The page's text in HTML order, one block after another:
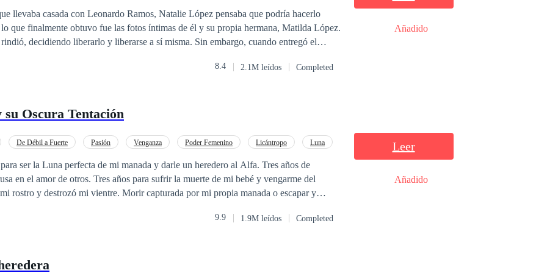
Alpha
Crescent Lake, te rechazo a ti Omega Candace Var Sansa como mi..." "¡Yo te
perplejo mientras le dirijo un desafío frente a toda la manada. ¡Esta Omega no se va a doblegar!
llevaba casada con Leonardo Ramos, Natalie López pensaba que podría hacerlo
que finalmente obtuvo fue las fotos íntimas de él y su propia hermana, Matilda López.
decidiendo liberarlo y liberarse a sí misma. Sin embargo, cuando entregó el
que yo muera! Mirando lo furioso que estaba, los ojos de Natalie no se mostraban nada
8.4 2.1M leídos Completed
Añadido
Oscura Tentación
De Débil a Fuerte Pasión Venganza Poder Femenino Licántropo
Luna
ser la Luna perfecta de mi manada y darle un heredero al Alfa. Tres años de
en el amor de otros. Tres años para sufrir la muerte de mi bebé y vengarme del
rostro y destrozó mi vientre. Morir capturada por mi propia manada o escapar y
que dirigía a los hombres lobos con mano de hierro, me convertí en su doncella
eran reglas simples a seguir y pensé estar haciéndolo bien, hasta que un día, el
9.9 1.9M leídos Completed
Leer
Añadido